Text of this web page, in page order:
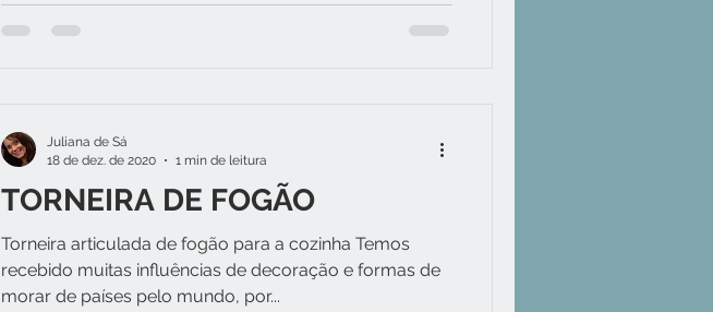
TORNEIRA DE FOGÃO
Torneira articulada de fogão para a cozinha Temos
recebido muitas influências de decoração e formas de
morar de países pelo mundo, por...
Juliana de Sá
18 de dez. de 2020
1 min de leitura